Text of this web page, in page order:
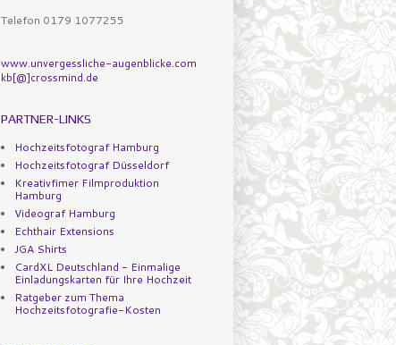
Telefon 0179 1077255
www.unvergessliche-augenblicke.com
kb[@]crossmind.de
PARTNER-LINKS
Hochzeitsfotograf Hamburg
Hochzeitsfotograf Düsseldorf
Kreativfimer Filmproduktion
Hamburg
Videograf Hamburg
Echthair Extensions
JGA Shirts
CardXL Deutschland - Einmalige
Einladungskarten für Ihre Hochzeit
Ratgeber zum Thema
Hochzeitsfotografie-Kosten